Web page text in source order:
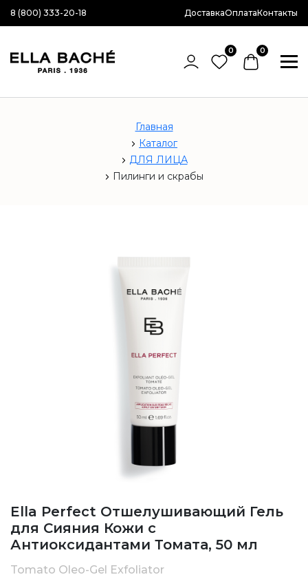
8 (800) 333-20-18 ДоставкаОплатаКонтакты
0 0
Главная
Каталог
ДЛЯ ЛИЦА
Пилинги и скрабы
Ella Perfect Отшелушивающий Гель
для Сияния Кожи с
Антиоксидантами Томата, 50 мл
Tomato Oleo-Gel Exfoliator